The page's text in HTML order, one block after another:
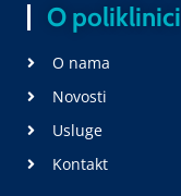
O poliklinici
O nama
Novosti
Usluge
Kontakt